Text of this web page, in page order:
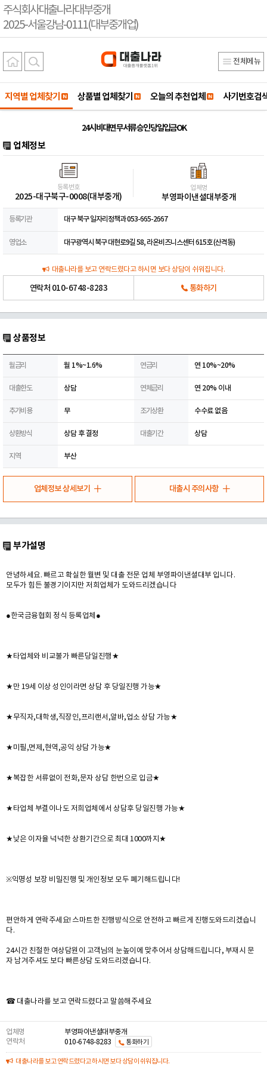
주식회사대출나라대부중개
2025-서울강남-0111(대부중개업)
전체메뉴
지역별 업체찾기 상품별 업체찾기 오늘의 추천업체 사기번호검
24시 비대면 무서류 승인 당일입금OK
업체정보
등록번호
2025-대구북구-0008(대부중개)
업체명
부영파이낸셜대부중개
등록기관 대구 북구 일자리정책과 053-665-2667
영업소 대구광역시 북구 대현로9길 58, 라온비즈니스센터 615호 (산격동)
대출나라를 보고 연락드렸다고 하시면 보다 상담이 쉬워집니다.
연락처 010-6748-8283 통화하기
상품정보
월금리 월 1%~1.6% 연금리 연 10%~20%
대출한도 상담 연체금리 연 20% 이내
추가비용 무 조기상환 수수료 없음
상환방식 상담 후 결정 대출기간 상담
지역 부산
업체정보 상세보기 대출시 주의사항
부가설명
안녕하세요. 빠르고 확실한 월변 및 대출 전문 업체 부영파이낸셜대부 입니다.
모두가 힘든 불경기이지만 저희업체가 도와드리겠습니다
●한국금융협회 정식 등록업체●
★타업체와 비교불가 빠른당일진행★
★만 19세 이상 성인이라면 상담 후 당일진행 가능★
★무직자,대학생,직장인,프리랜서,알바,업소 상담 가능★
★미필,면제,현역,공익 상담 가능★
★복잡한 서류없이 전화,문자 상담 한번으로 입금★
★타업체 부결이나도 저희업체에서 상담후 당일진행 가능★
★낮은 이자율 넉넉한 상환기간으로 최대 1000까지★
※익명성 보장 비밀진행 및 개인정보 모두 폐기해드립니다!
편안하게 연락주세요! 스마트한 진행방식으로 안전하고 빠르게 진행도와드리겠습니
다.
24시간 친절한 여상담원이 고객님의 눈높이에 맞추어서 상담해드립니다, 부재시 문
자 남겨주셔도 보다 빠른상담 도와드리겠습니다.
☎ 대출나라를 보고 연락드렸다고 말씀해주세요
업체명
부영파이낸셜대부중개
연락처
010-6748-8283 통화하기
대출나라를 보고 연락드렸다고 하시면 보다 상담이 쉬워집니다.